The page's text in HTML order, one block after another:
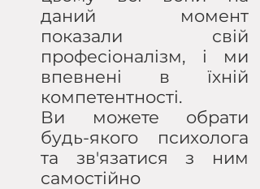
даний момент
показали свій
професіоналізм, і ми
впевнені в їхній
компетентності.
Ви можете обрати
будь-якого психолога
та зв'язатися з ним
самостійно